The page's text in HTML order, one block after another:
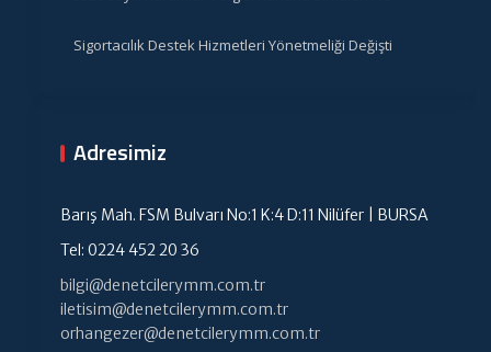
Sigortacılık Destek Hizmetleri Yönetmeliği Değişti
Adresimiz
Barış Mah. FSM Bulvarı No:1 K:4 D:11 Nilüfer | BURSA
Tel: 0224 452 20 36
bilgi@denetcilerymm.com.tr
iletisim@denetcilerymm.com.tr
orhangezer@denetcilerymm.com.tr